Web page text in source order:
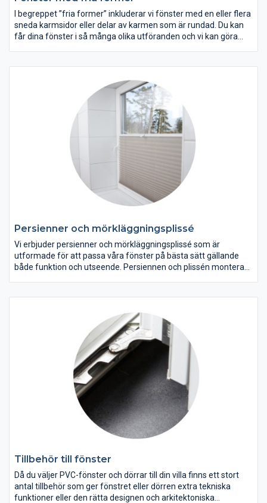
I begreppet ”fria former” inkluderar vi fönster med en eller flera
sneda karmsidor eller delar av karmen som är rundad. Du kan
får dina fönster i så många olika utföranden och vi kan göra
effektiv service. Du får en unik prägel på ditt hus med runda
fönster/fria former på fönster.
Persienner och mörkläggningsplissé
Vi erbjuder persienner och mörkläggningsplissé som är
utformade för att passa våra fönster på bästa sätt gällande
både funktion och utseende. Persiennen och plissén monteras
nedre kant, mot en magnet som synes på bilden ovan. Detta
hjälper persiennen och plissén att inte fladdra vid drag
samtidigt som den förblir så nära glaset som möjligt när
fönstret placeras i kipp-läge (ventilerat läge).
Tillbehör till fönster
Då du väljer PVC-fönster och dörrar till din villa finns ett stort
antal tillbehör som ger fönstret eller dörren extra tekniska
funktioner eller den rätta designen och arkitektoniska